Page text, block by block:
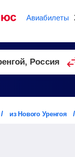
Авиабилеты
из Нового Уренгоя